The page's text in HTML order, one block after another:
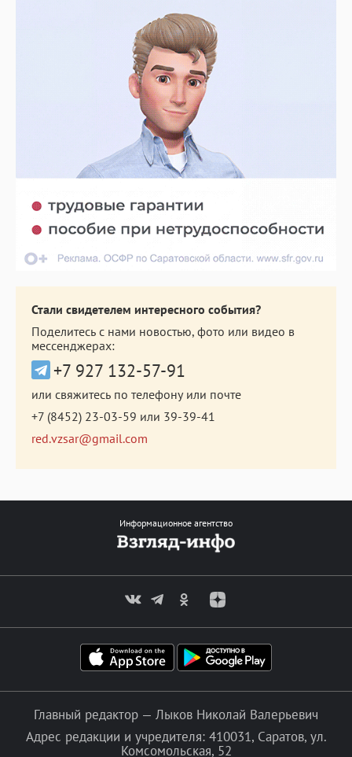
Стали свидетелем интересного события?
Поделитесь с нами новостью, фото или видео в
мессенджерах:
+7 927 132-57-91
или свяжитесь по телефону или почте
+7 (8452) 23-03-59 или 39-39-41
red.vzsar@gmail.com
Информационное агентство
Главный редактор — Лыков Николай Валерьевич
Адрес редакции и учредителя: 410031, Саратов, ул.
Комсомольская, 52